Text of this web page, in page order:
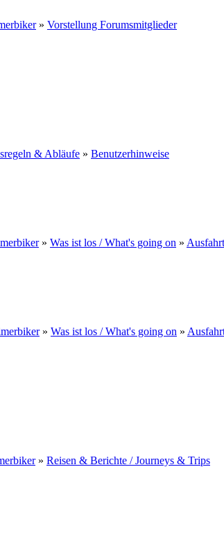
» Vorstellung Forumsmitglieder
& Abläufe » Benutzerhinweise
» Was ist los / What's going on »
» Was ist los / What's going on »
» Reisen & Berichte / Journeys & Trips